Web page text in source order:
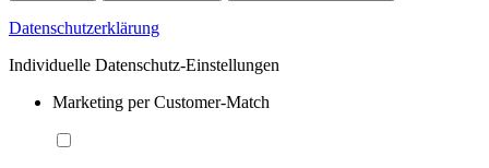
Datenschutzerklärung
Individuelle Datenschutz-Einstellungen
Marketing per Customer-Match